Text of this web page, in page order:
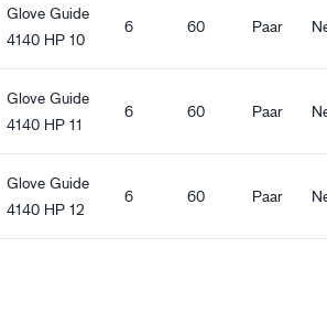
Glove Guide
4140 HP 10
6 60 Paar
Glove Guide
4140 HP 11
6 60 Paar
Glove Guide
4140 HP 12
6 60 Paar